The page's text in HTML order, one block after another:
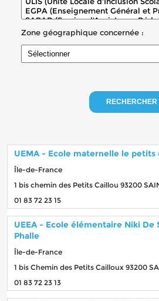
Zone géographique concernée :
RECHERCHER
UEMA - Ecole maternelle le petits
Île-de-France
1 bis chemin des Petits Caillou 93200
01 83 72 23 15
UEEA - Ecole élémentaire Niki De
Phalle
Île-de-France
1 bis Chemin des Petits Cailloux 93200
01 83 72 23 13